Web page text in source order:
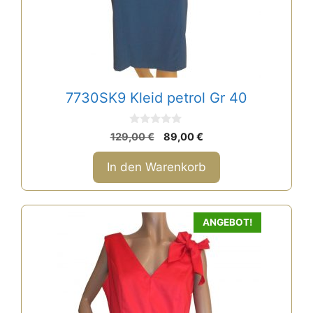
7730SK9 Kleid petrol Gr 40
0
v
o
n
5
129,00€
Ursprünglicher
Preis
war:
129,00 €
89,00€Aktueller
Preis
ist:
89,00 €.
In den Warenkorb
ANGEBOT!